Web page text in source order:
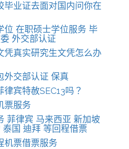
毕业证去面对国内问你在
位 在职硕士学位服务 毕
外交部认证
凭真实研究生文凭怎么办
外交部认证 保真
宾特赦SEC13吗？
票服务
菲律宾 马来西亚 新加坡
国 迪拜 等回程借票
机票借票服务